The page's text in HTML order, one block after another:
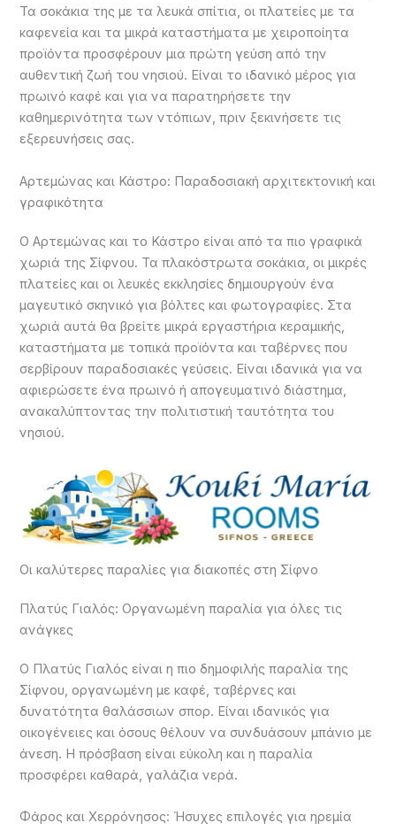
Τα σοκάκια της με τα λευκά σπίτια, οι πλατείες με τα
καφενεία και τα μικρά καταστήματα με χειροποίητα
προϊόντα προσφέρουν μια πρώτη γεύση από την
αυθεντική ζωή του νησιού. Είναι το ιδανικό μέρος για
πρωινό καφέ και για να παρατηρήσετε την
καθημερινότητα των ντόπιων, πριν ξεκινήσετε τις
εξερευνήσεις σας.
Αρτεμώνας και Κάστρο: Παραδοσιακή αρχιτεκτονική και
γραφικότητα
Ο Αρτεμώνας και το Κάστρο είναι από τα πιο γραφικά
χωριά της Σίφνου. Τα πλακόστρωτα σοκάκια, οι μικρές
πλατείες και οι λευκές εκκλησίες δημιουργούν ένα
μαγευτικό σκηνικό για βόλτες και φωτογραφίες. Στα
χωριά αυτά θα βρείτε μικρά εργαστήρια κεραμικής,
καταστήματα με τοπικά προϊόντα και ταβέρνες που
σερβίρουν παραδοσιακές γεύσεις. Είναι ιδανικά για να
αφιερώσετε ένα πρωινό ή απογευματινό διάστημα,
ανακαλύπτοντας την πολιτιστική ταυτότητα του
νησιού.
Οι καλύτερες παραλίες για διακοπές στη Σίφνο
Πλατύς Γιαλός: Οργανωμένη παραλία για όλες τις
ανάγκες
Ο Πλατύς Γιαλός είναι η πιο δημοφιλής παραλία της
Σίφνου, οργανωμένη με καφέ, ταβέρνες και
δυνατότητα θαλάσσιων σπορ. Είναι ιδανικός για
οικογένειες και όσους θέλουν να συνδυάσουν μπάνιο με
άνεση. Η πρόσβαση είναι εύκολη και η παραλία
προσφέρει καθαρά, γαλάζια νερά.
Φάρος και Χερρόνησος: Ήσυχες επιλογές για ηρεμία